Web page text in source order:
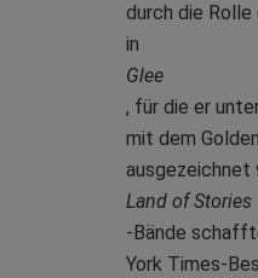
durch die Rolle
in
Glee
, für die er
mit dem
ausgezeichnet
Land of Stories
-Bände
York Times-